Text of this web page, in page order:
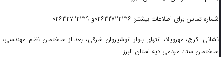
شماره تماس برای اطلاعات بیشتر: ۰۲۶۳۲۷۲۲۳۱۶و ۰۲۶۳۲۷۲۲۳۱۹
نشانی: کرج، مهرویلا، انتهای بلوار انوشیروان شرقی، بعد از ساختمان نظام مهندسی،
ساختمان ستاد مردمی دیه استان البرز